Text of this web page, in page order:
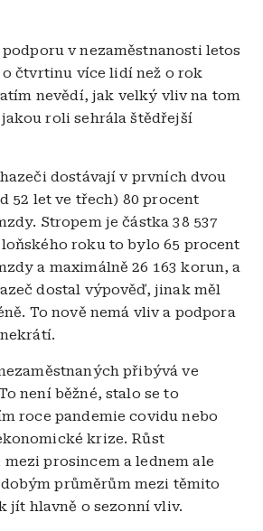
podporu v nezaměstnanosti letos
o čtvrtinu více lidí než o rok
nevědí, jak velký vliv na tom
roli sehrála štědřejší
dostávají v prvních dvou
52 let ve třech) 80 procent
Stropem je částka 38 537
roku to bylo 65 procent
a maximálně 26 163 korun, a
dostal výpověď, jinak měl
To nově nemá vliv a podpora
přibývá ve
není běžné, stalo se to
roce pandemie covidu nebo
krize. Růst
prosincem a lednem ale
průměrům mezi těmito
jít hlavně o sezonní vliv.